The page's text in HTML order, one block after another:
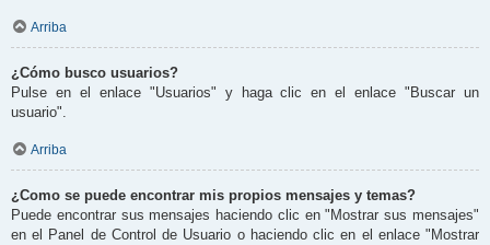
Arriba
¿Cómo busco usuarios?
Pulse en el enlace "Usuarios" y haga clic en el enlace "Buscar un
usuario".
Arriba
¿Como se puede encontrar mis propios mensajes y temas?
Puede encontrar sus mensajes haciendo clic en "Mostrar sus mensajes"
en el Panel de Control de Usuario o haciendo clic en el enlace "Mostrar